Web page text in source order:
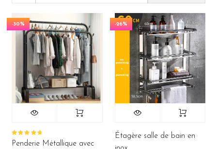
-30%
Note
4.77sur
Penderie Métallique avec
-26%
Étagère salle de bain en